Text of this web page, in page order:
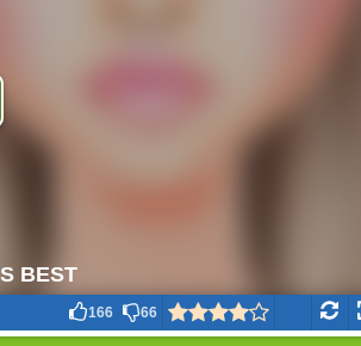
166 66